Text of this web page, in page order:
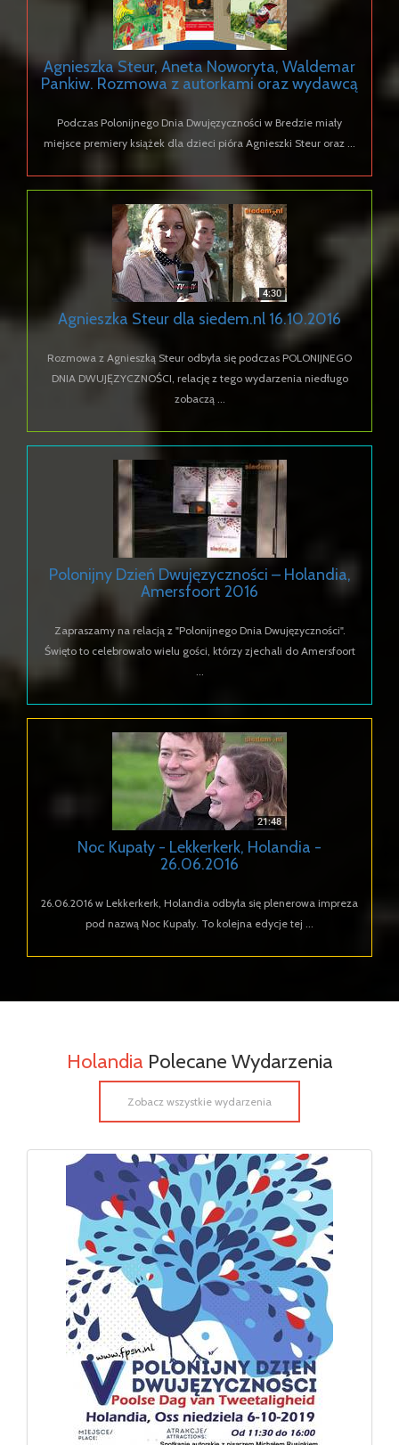
Agnieszka Steur, Aneta Noworyta, Waldemar
Pankiw. Rozmowa z autorkami oraz wydawcą
Podczas Polonijnego Dnia Dwujęzyczności w Bredzie miały
miejsce premiery książek dla dzieci pióra Agnieszki Steur oraz ...
Agnieszka Steur dla siedem.nl 16.10.2016
Rozmowa z Agnieszką Steur odbyła się podczas POLONIJNEGO
DNIA DWUJĘZYCZNOŚCI, relację z tego wydarzenia niedługo
zobaczą ...
Polonijny Dzień Dwujęzyczności – Holandia,
Amersfoort 2016
Zapraszamy na relacją z "Polonijnego Dnia Dwujęzyczności".
Święto to celebrowało wielu gości, którzy zjechali do Amersfoort
...
Noc Kupały - Lekkerkerk, Holandia -
26.06.2016
26.06.2016 w Lekkerkerk, Holandia odbyła się plenerowa impreza
pod nazwą Noc Kupały. To kolejna edycje tej ...
Holandia Polecane Wydarzenia
Zobacz wszystkie wydarzenia